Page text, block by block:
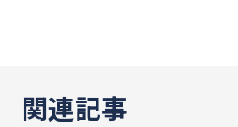
関連記事